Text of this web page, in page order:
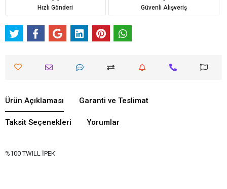
Hızlı Gönderi Güvenli Alışveriş
Ürün Açıklaması Garanti ve Teslimat
Taksit Seçenekleri Yorumlar
%100 TWILL İPEK